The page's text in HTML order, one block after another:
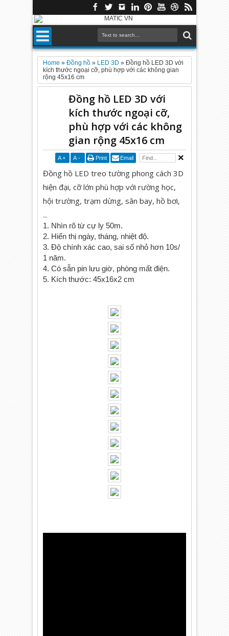
Home »Đồng hồ » LED 3D »Đồng hồ LED 3D với
kích thước ngoại cỡ, phù hợp với các không gian
rộng 45x16 cm
Đồng hồ LED 3D với
kích thước ngoại cỡ,
phù hợp với các không
gian rộng 45x16 cm
A + A - Print Email
Đồng hồ LED treo tường phong cách 3D
hiện đại, cỡ lớn phù hợp với rường học,
hội trường, trạm dừng, sân bay, hồ bơi,
...
1. Nhìn rõ từ cự ly 50m.
2. Hiển thị ngày, tháng, nhiệt độ.
3. Độ chính xác cao, sai số nhỏ hơn 10s/
1 năm.
4. Có sẵn pin lưu giờ, phòng mất điện.
5. Kích thước: 45x16x2 cm